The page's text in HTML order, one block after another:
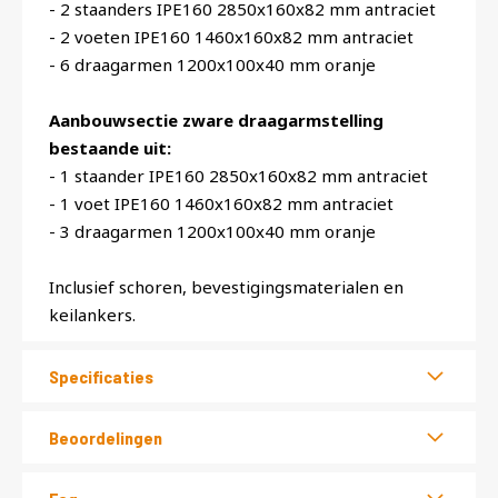
- 2 staanders IPE160 2850x160x82 mm antraciet
- 2 voeten IPE160 1460x160x82 mm antraciet
- 6 draagarmen 1200x100x40 mm oranje
Aanbouwsectie zware draagarmstelling
bestaande uit:
- 1 staander IPE160 2850x160x82 mm antraciet
- 1 voet IPE160 1460x160x82 mm antraciet
- 3 draagarmen 1200x100x40 mm oranje
Inclusief schoren, bevestigingsmaterialen en
keilankers.
Specificaties
Beoordelingen